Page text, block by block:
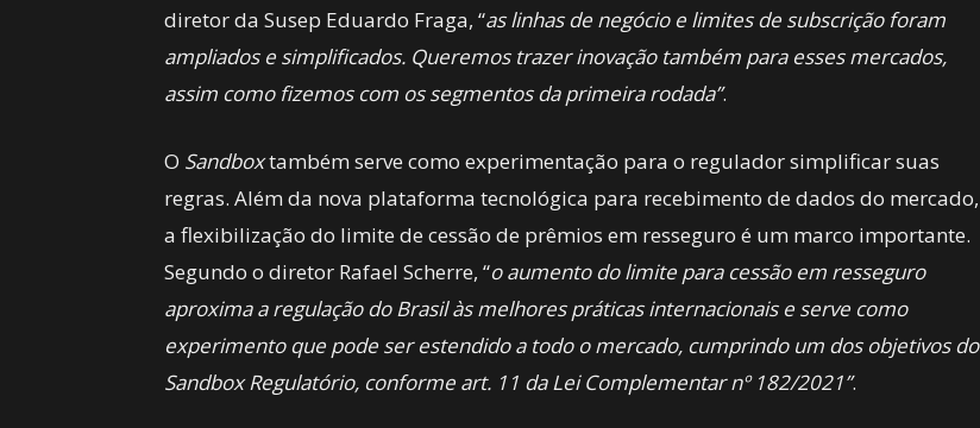
diretor da Susep Eduardo Fraga, “as linhas de negócio e limites de subscrição foram
ampliados e simplificados. Queremos trazer inovação também para esses mercados,
assim como fizemos com os segmentos da primeira rodada”.
O Sandboxtambém serve como experimentação para o regulador simplificar suas
regras. Além da nova plataforma tecnológica para recebimento de dados do mercado,
a flexibilização do limite de cessão de prêmios em resseguro é um marco importante.
Segundo o diretor Rafael Scherre, “o aumento do limite para cessão em resseguro
aproxima a regulação do Brasil às melhores práticas internacionais e serve como
experimento que pode ser estendido a todo o mercado, cumprindo um dos objetivos do
Sandbox Regulatório, conforme art. 11 da Lei Complementar nº 182/2021”.